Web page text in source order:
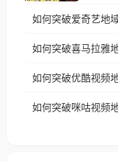
使用
台湾
权限
播放”的提示语。
国、
制问题
户收
如何突破爱奇艺地
如何突破喜马拉雅
如何突破优酷视频
如何突破咪咕视频